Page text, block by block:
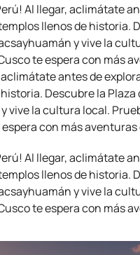
Al llegar, aclimátate
llenos de historia.
y vive la
te espera con más
antes de
Descubre la
vive la cultura local.
con más
Al llegar, aclimátate
llenos de historia.
y vive la
te espera con más